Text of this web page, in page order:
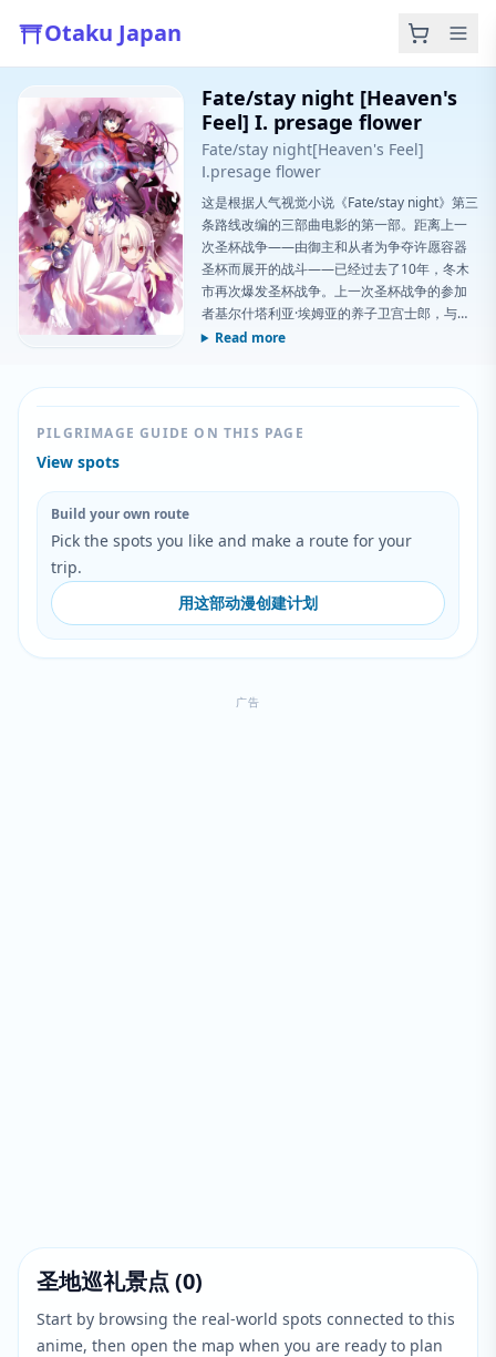
Otaku Japan
Fate/stay night [Heaven's
Feel] I. presage flower
Fate/stay night[Heaven's Feel]
Ⅰ.presage flower
这是根据人气视觉小说《Fate/stay night》第三
条路线改编的三部曲电影的第一部。距离上一
次圣杯战争——由御主和从者为争夺许愿容器
圣杯而展开的战斗——已经过去了10年，冬木
市再次爆发圣杯战争。上一次圣杯战争的参加
者基尔什塔利亚·埃姆亚的养子卫宫士郎，与亲
近的人一起过着平静的生活。他与学妹间桐樱
Read more
PILGRIMAGE GUIDE ON THIS PAGE
View spots
Build your own route
Pick the spots you like and make a route for your
trip.
用这部动漫创建计划
广告
圣地巡礼景点 (0)
Start by browsing the real-world spots connected to this
anime, then open the map when you are ready to plan